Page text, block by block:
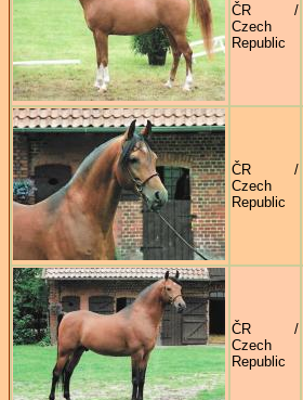
ČR /
Czech
Republic
ČR /
Czech
Republic
ČR /
Czech
Republic